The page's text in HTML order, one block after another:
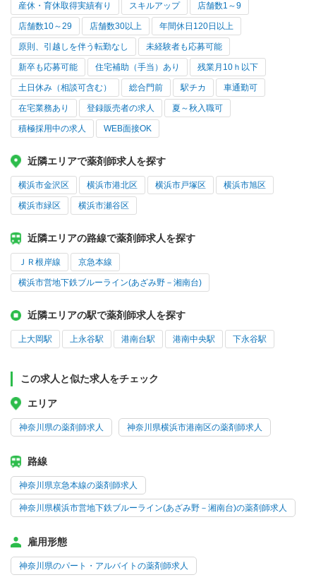
産休・育休取得実績有り スキルアップ 店舗数1～9
店舗数10～29 店舗数30以上 年間休日120日以上
原則、引越しを伴う転勤なし 未経験者も応募可能
新卒も応募可能 住宅補助（手当）あり 残業月10ｈ以下
土日休み（相談可含む） 総合門前 駅チカ 車通勤可
在宅業務あり 登録販売者の求人 夏～秋入職可
積極採用中の求人 WEB面接OK
近隣エリアで薬剤師求人を探す
横浜市金沢区 横浜市港北区 横浜市戸塚区 横浜市旭区
横浜市緑区 横浜市瀬谷区
近隣エリアの路線で薬剤師求人を探す
ＪＲ根岸線 京急本線
横浜市営地下鉄ブルーライン(あざみ野－湘南台)
近隣エリアの駅で薬剤師求人を探す
上大岡駅 上永谷駅 港南台駅 港南中央駅 下永谷駅
この求人と似た求人をチェック
エリア
神奈川県の薬剤師求人 神奈川県横浜市港南区の薬剤師求人
路線
神奈川県京急本線の薬剤師求人
神奈川県横浜市営地下鉄ブルーライン(あざみ野－湘南台)の薬剤師求人
雇用形態
神奈川県のパート・アルバイトの薬剤師求人